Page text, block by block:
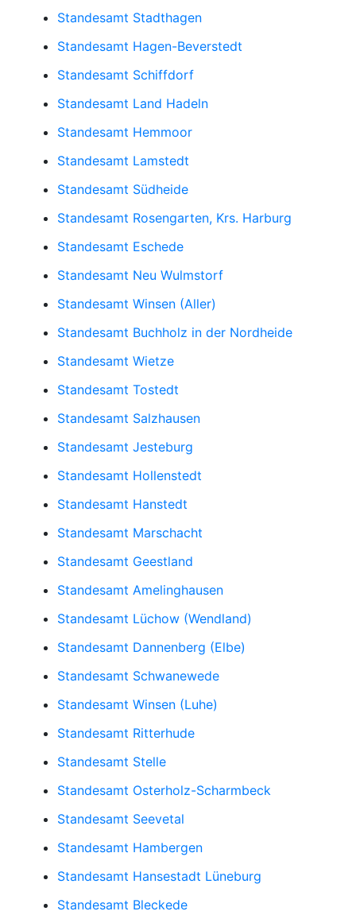
Standesamt Stadthagen
Standesamt Hagen-Beverstedt
Standesamt Schiffdorf
Standesamt Land Hadeln
Standesamt Hemmoor
Standesamt Lamstedt
Standesamt Südheide
Standesamt Rosengarten, Krs. Harburg
Standesamt Eschede
Standesamt Neu Wulmstorf
Standesamt Winsen (Aller)
Standesamt Buchholz in der Nordheide
Standesamt Wietze
Standesamt Tostedt
Standesamt Salzhausen
Standesamt Jesteburg
Standesamt Hollenstedt
Standesamt Hanstedt
Standesamt Marschacht
Standesamt Geestland
Standesamt Amelinghausen
Standesamt Lüchow (Wendland)
Standesamt Dannenberg (Elbe)
Standesamt Schwanewede
Standesamt Winsen (Luhe)
Standesamt Ritterhude
Standesamt Stelle
Standesamt Osterholz-Scharmbeck
Standesamt Seevetal
Standesamt Hambergen
Standesamt Hansestadt Lüneburg
Standesamt Bleckede